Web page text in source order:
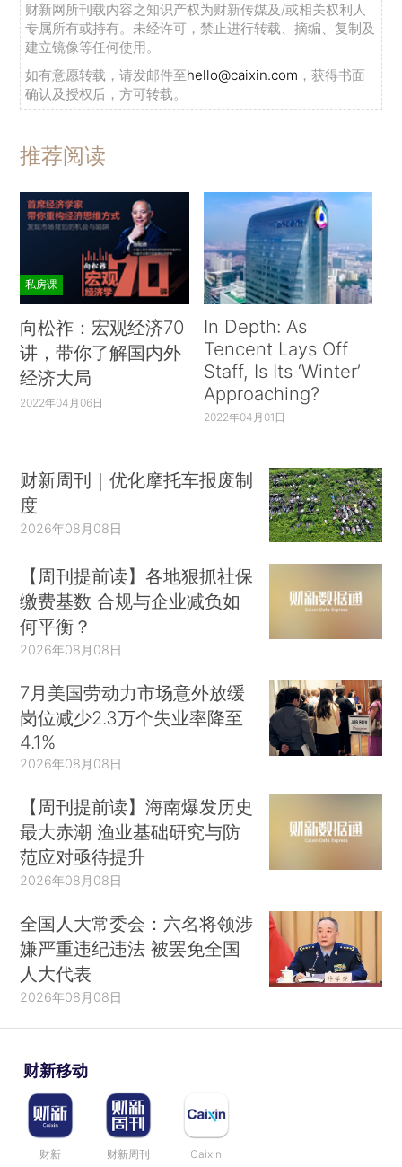
财新网所刊载内容之知识产权为财新传媒及/或相关权利人
专属所有或持有。未经许可，禁止进行转载、摘编、复制及
建立镜像等任何使用。
如有意愿转载，请发邮件至hello@caixin.com ，获得书面
确认及授权后，方可转载。
推荐阅读
私房课
向松祚：宏观经济70
讲，带你了解国内外
经济大局
2022年04月06日
In Depth: As
Tencent Lays Off
Staff, Is Its ‘Winter’
Approaching?
2022年04月01日
财新周刊｜优化摩托车报废制
度
2026年08月08日
【周刊提前读】各地狠抓社保
缴费基数 合规与企业减负如
何平衡？
2026年08月08日
7月美国劳动力市场意外放缓
岗位减少2.3万个失业率降至
4.1%
2026年08月08日
【周刊提前读】海南爆发历史
最大赤潮 渔业基础研究与防
范应对亟待提升
2026年08月08日
全国人大常委会：六名将领涉
嫌严重违纪违法 被罢免全国
人大代表
2026年08月08日
财新移动
财新 财新周刊 Caixin